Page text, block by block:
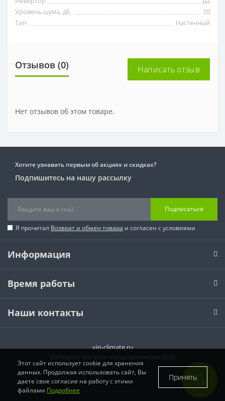
Уровень шума, дБ
20
Тип
Настенный
Отзывов (0) Написать отзыв
Нет отзывов об этом товаре.
Хотите узнавать первым об акциях и скидках?
Подпишитесь на нашу рассылку
Подписаться
Я прочитал Возврат и обмен товара и согласен с условиями
Информация
Время работы
Наши контакты
vip-climate.ru
Интернет магазин кондиционеров 2026
Этот сайт использует cookie для хранения
данных. Продолжая использовать сайт, Вы
даете свое согласие на работу с этими
файлами Подробнее
Принять